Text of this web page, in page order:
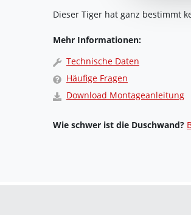
Dieser Tiger hat ganz bestimmt
Mehr Informationen:
Technische Daten
Häufige Fragen
Download Montageanleitung
Wie schwer ist die Duschwand?